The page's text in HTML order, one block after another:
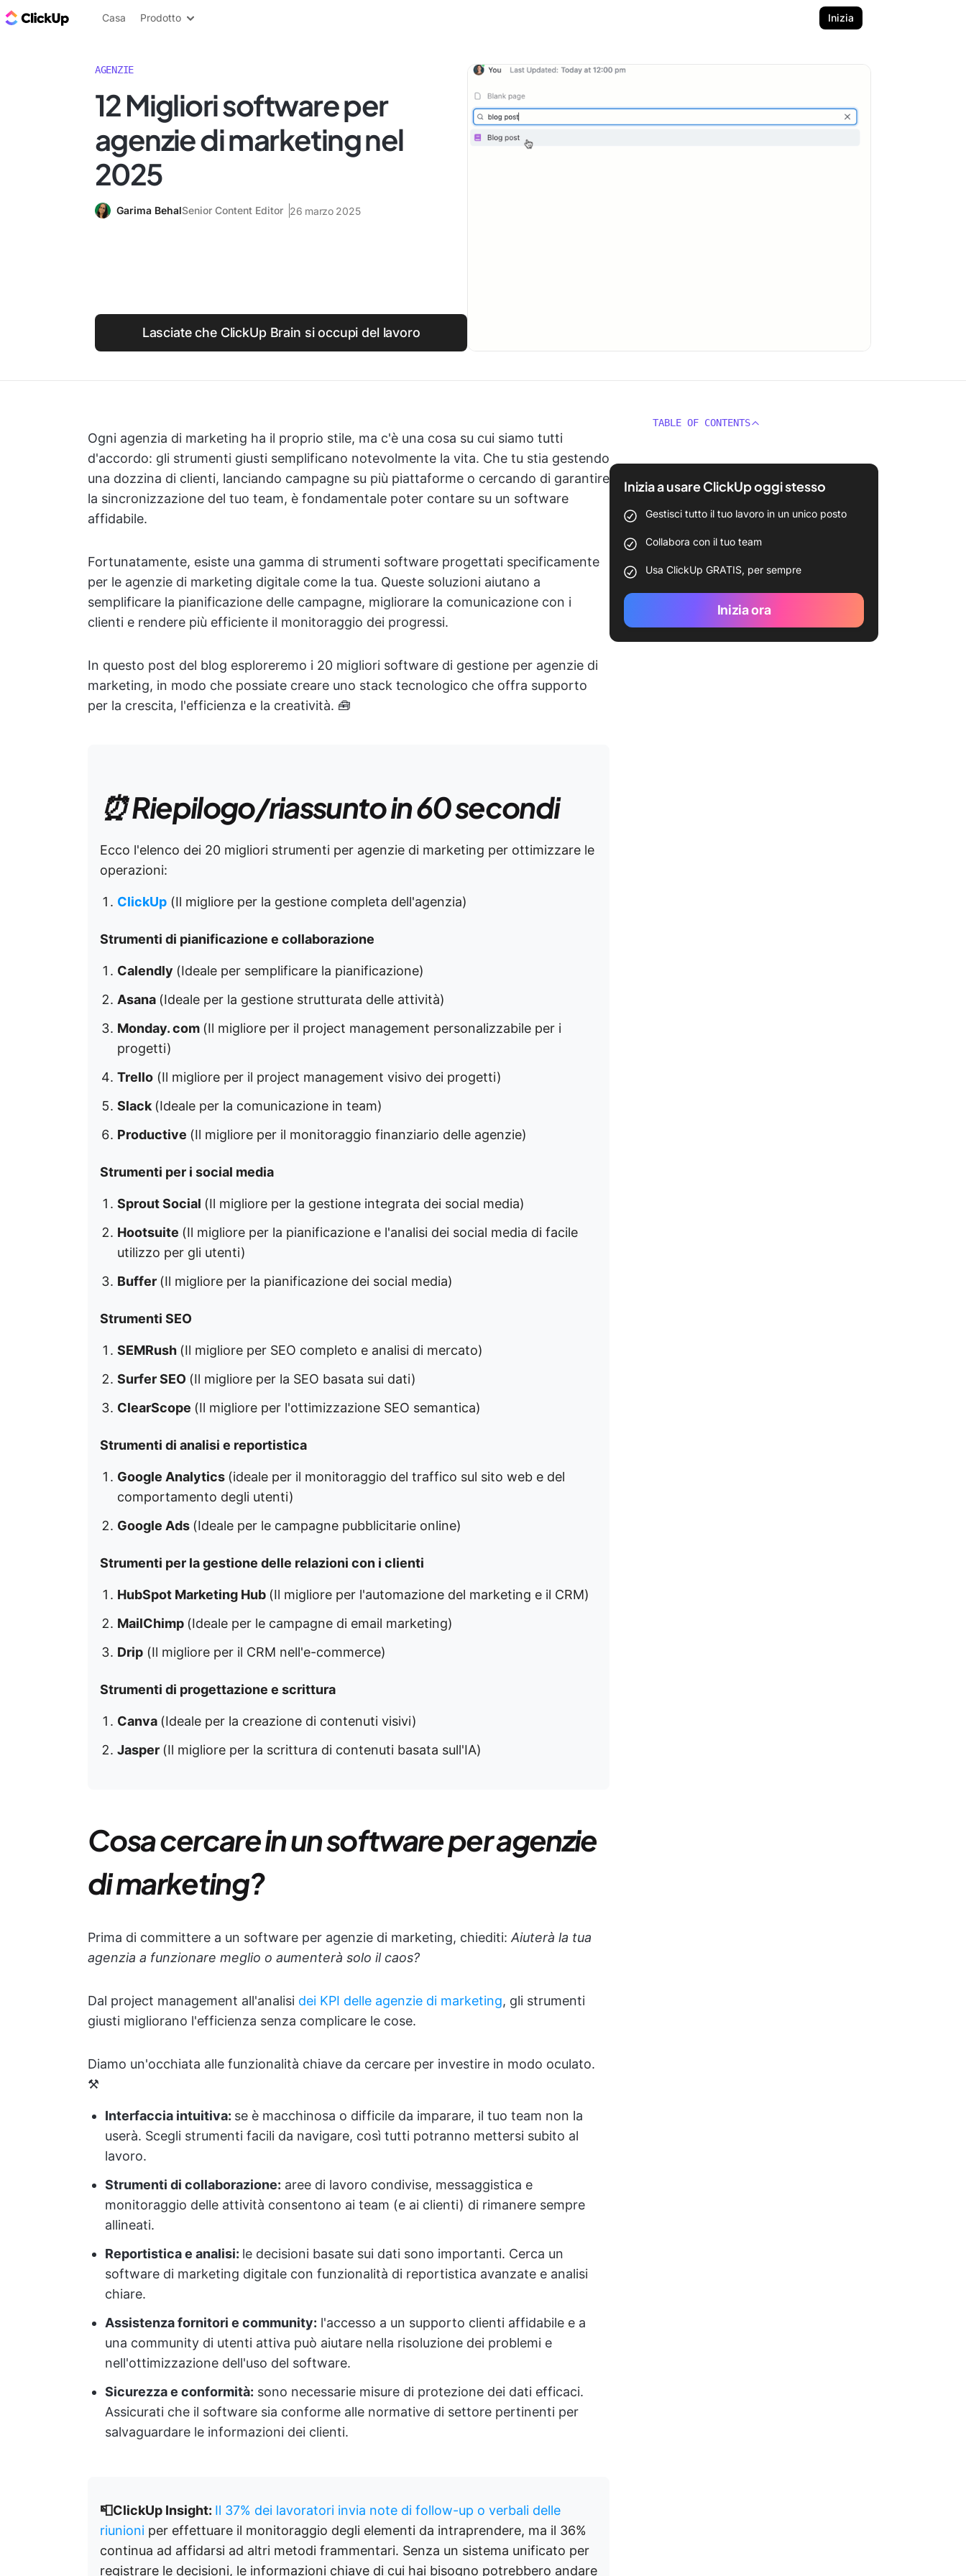
Blog di ClickUp
Casa Prodotto Inizia
AGENZIE
12 Migliori software per
agenzie di marketing nel
2025
Garima BehalSenior Content Editor 26 marzo 2025
Lasciate che ClickUp Brain si occupi del lavoro
Ogni agenzia di marketing ha il proprio stile, ma c'è una cosa su cui siamo tutti
d'accordo: gli strumenti giusti semplificano notevolmente la vita. Che tu stia gestendo
una dozzina di clienti, lanciando campagne su più piattaforme o cercando di garantire
la sincronizzazione del tuo team, è fondamentale poter contare su un software
affidabile.
Fortunatamente, esiste una gamma di strumenti software progettati specificamente
per le agenzie di marketing digitale come la tua. Queste soluzioni aiutano a
semplificare la pianificazione delle campagne, migliorare la comunicazione con i
clienti e rendere più efficiente il monitoraggio dei progressi.
In questo post del blog esploreremo i 20 migliori software di gestione per agenzie di
marketing, in modo che possiate creare uno stack tecnologico che offra supporto
per la crescita, l'efficienza e la creatività. 🧰
⏰ Riepilogo/riassunto in 60 secondi
Ecco l'elenco dei 20 migliori strumenti per agenzie di marketing per ottimizzare le
operazioni:
ClickUp (Il migliore per la gestione completa dell'agenzia)
Strumenti di pianificazione e collaborazione
Calendly (Ideale per semplificare la pianificazione)
Asana (Ideale per la gestione strutturata delle attività)
Monday. com (Il migliore per il project management personalizzabile per i
progetti)
Trello (Il migliore per il project management visivo dei progetti)
Slack (Ideale per la comunicazione in team)
Productive (Il migliore per il monitoraggio finanziario delle agenzie)
Strumenti per i social media
Sprout Social (Il migliore per la gestione integrata dei social media)
Hootsuite (Il migliore per la pianificazione e l'analisi dei social media di facile
utilizzo per gli utenti)
Buffer (Il migliore per la pianificazione dei social media)
Strumenti SEO
SEMRush (Il migliore per SEO completo e analisi di mercato)
Surfer SEO (Il migliore per la SEO basata sui dati)
ClearScope (Il migliore per l'ottimizzazione SEO semantica)
Strumenti di analisi e reportistica
Google Analytics (ideale per il monitoraggio del traffico sul sito web e del
comportamento degli utenti)
Google Ads (Ideale per le campagne pubblicitarie online)
Strumenti per la gestione delle relazioni con i clienti
HubSpot Marketing Hub (Il migliore per l'automazione del marketing e il CRM)
MailChimp (Ideale per le campagne di email marketing)
Drip (Il migliore per il CRM nell'e-commerce)
Strumenti di progettazione e scrittura
Canva (Ideale per la creazione di contenuti visivi)
Jasper (Il migliore per la scrittura di contenuti basata sull'IA)
Cosa cercare in un software per agenzie
di marketing?
Prima di committere a un software per agenzie di marketing, chiediti: Aiuterà la tua
agenzia a funzionare meglio o aumenterà solo il caos?
Dal project management all'analisi dei KPI delle agenzie di marketing, gli strumenti
giusti migliorano l'efficienza senza complicare le cose.
Diamo un'occhiata alle funzionalità chiave da cercare per investire in modo oculato.
⚒️
Interfaccia intuitiva: se è macchinosa o difficile da imparare, il tuo team non la
userà. Scegli strumenti facili da navigare, così tutti potranno mettersi subito al
lavoro.
Strumenti di collaborazione: aree di lavoro condivise, messaggistica e
monitoraggio delle attività consentono ai team (e ai clienti) di rimanere sempre
allineati.
Reportistica e analisi: le decisioni basate sui dati sono importanti. Cerca un
software di marketing digitale con funzionalità di reportistica avanzate e analisi
chiare.
Assistenza fornitori e community: l'accesso a un supporto clienti affidabile e a
una community di utenti attiva può aiutare nella risoluzione dei problemi e
nell'ottimizzazione dell'uso del software.
Sicurezza e conformità: sono necessarie misure di protezione dei dati efficaci.
Assicurati che il software sia conforme alle normative di settore pertinenti per
salvaguardare le informazioni dei clienti.
📮ClickUp Insight: Il 37% dei lavoratori invia note di follow-up o verbali delle
riunioni per effettuare il monitoraggio degli elementi da intraprendere, ma il 36%
continua ad affidarsi ad altri metodi frammentari. Senza un sistema unificato per
registrare le decisioni, le informazioni chiave di cui hai bisogno potrebbero andare
TABLE OF CONTENTS
Inizia a usare ClickUp oggi stesso
Gestisci tutto il tuo lavoro in un unico posto
Collabora con il tuo team
Usa ClickUp GRATIS, per sempre
Inizia ora